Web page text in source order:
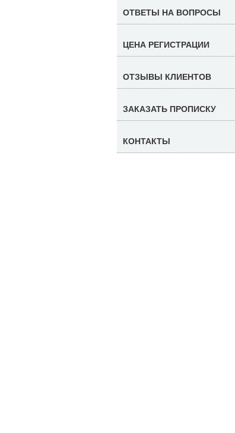
ОТВЕТЫ НА ВОПРОСЫ
ЦЕНА РЕГИСТРАЦИИ
ОТЗЫВЫ КЛИЕНТОВ
ЗАКАЗАТЬ ПРОПИСКУ
КОНТАКТЫ